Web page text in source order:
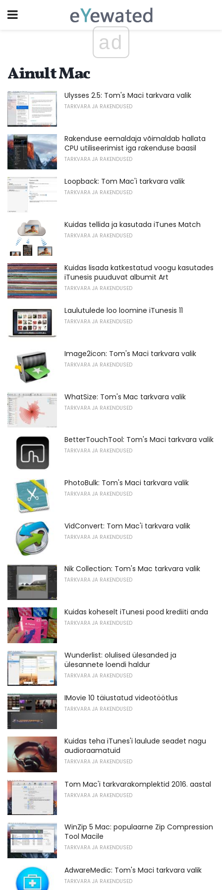
ad
Ainult Mac
Ulysses 2.5: Tom's Maci tarkvara valik
TARKVARA JA RAKENDUSED
Rakenduse eemaldaja võimaldab hallata
CPU utiliseerimist iga rakenduse baasil
TARKVARA JA RAKENDUSED
Loopback: Tom Mac'i tarkvara valik
TARKVARA JA RAKENDUSED
Kuidas tellida ja kasutada iTunes Match
TARKVARA JA RAKENDUSED
Kuidas lisada katkestatud voogu kasutades
iTunesis puuduvat albumit Art
TARKVARA JA RAKENDUSED
Laulutulede loo loomine iTunesis 11
TARKVARA JA RAKENDUSED
Image2icon: Tom's Maci tarkvara valik
TARKVARA JA RAKENDUSED
WhatSize: Tom's Mac tarkvara valik
TARKVARA JA RAKENDUSED
BetterTouchTool: Tom's Maci tarkvara valik
TARKVARA JA RAKENDUSED
PhotoBulk: Tom's Maci tarkvara valik
TARKVARA JA RAKENDUSED
VidConvert: Tom Mac'i tarkvara valik
TARKVARA JA RAKENDUSED
Nik Collection: Tom's Mac tarkvara valik
TARKVARA JA RAKENDUSED
Kuidas koheselt iTunesi pood krediiti anda
TARKVARA JA RAKENDUSED
Wunderlist: olulised ülesanded ja
ülesannete loendi haldur
TARKVARA JA RAKENDUSED
IMovie 10 täiustatud videotöötlus
TARKVARA JA RAKENDUSED
Kuidas teha iTunes'i laulude seadet nagu
audioraamatuid
TARKVARA JA RAKENDUSED
Tom Mac'i tarkvarakomplektid 2016. aastal
TARKVARA JA RAKENDUSED
WinZip 5 Mac: populaarne Zip Compression
Tool Macile
TARKVARA JA RAKENDUSED
AdwareMedic: Tom's Maci tarkvara valik
TARKVARA JA RAKENDUSED